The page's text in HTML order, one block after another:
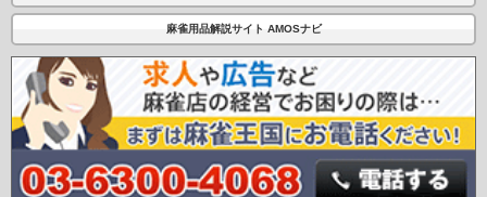
麻雀用品解説サイト AMOSナビ